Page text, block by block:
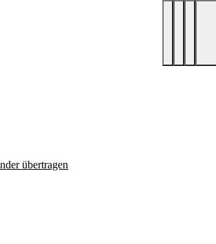
übertragen